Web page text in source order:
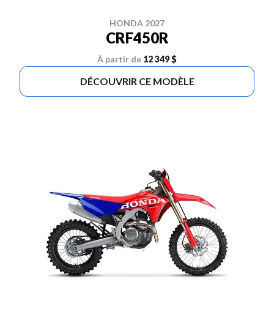
HONDA 2027
CRF450R
À partir de 12 349 $
DÉCOUVRIR CE MODÈLE